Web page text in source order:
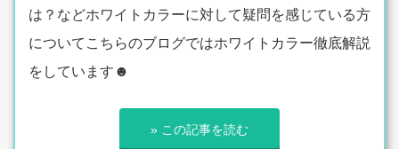
は？などホワイトカラーに対して疑問を感じている方
についてこちらのブログではホワイトカラー徹底解説
をしています☻
» この記事を読む